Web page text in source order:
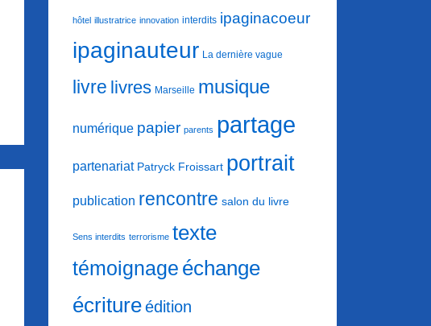
hôtel illustratrice innovation interdits ipaginacoeur
ipaginauteur La dernière vague
livre livres Marseille musique
numérique papier parents partage
partenariat Patryck Froissart portrait
publication rencontre salon du livre
Sens interdits terrorisme texte
témoignage échange
écritureédition